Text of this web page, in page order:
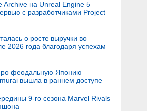
Archive на Unreal Engine 5 —
с разработчиками Project
о росте выручки во
2026 года благодаря успехам
феодальную Японию
вышла в раннем доступе
9-го сезона Marvel Rivals